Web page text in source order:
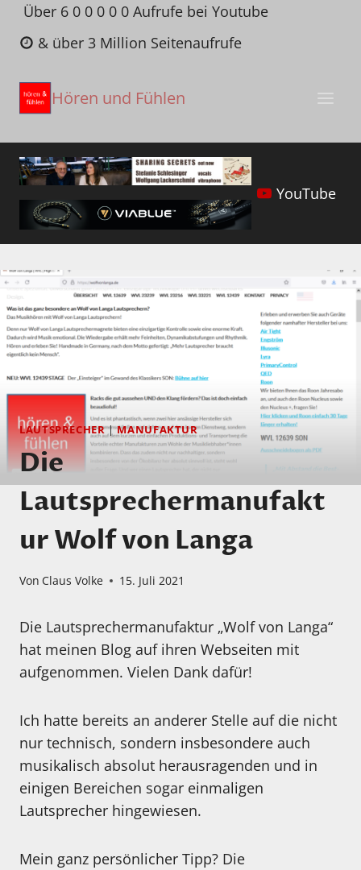
Zum
Inhalt
springen
Über 6 0 0 0 0 0 Aufrufe bei Youtube
& über 3 Million Seitenaufrufe
Hören und Fühlen
YouTube
LAUTSPRECHER|MANUFAKTUR
Die
Lautsprechermanufakt
ur Wolf von Langa
Von Claus Volke 15. Juli 2021
Die Lautsprechermanufaktur „Wolf von Langa“
hat meinen Blog auf ihren Webseiten mit
aufgenommen. Vielen Dank dafür!
Ich hatte bereits an anderer Stelle auf die nicht
nur technisch, sondern insbesondere auch
musikalisch absolut herausragenden und in
einigen Bereichen sogar einmaligen
Lautsprecher hingewiesen.
Mein ganz persönlicher Tipp? Die